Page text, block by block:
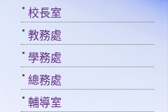
校長室
教務處
學務處
總務處
輔導室